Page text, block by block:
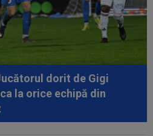
dorit de Gigi
la orice echipă din